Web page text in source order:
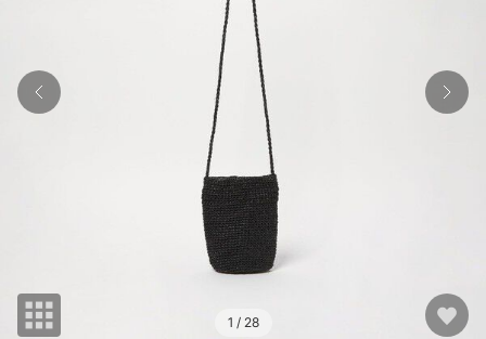
1 / 28